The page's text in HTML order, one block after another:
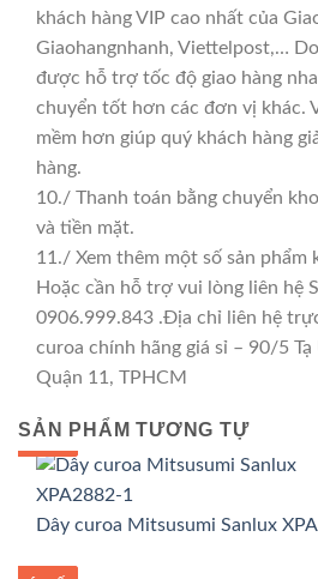
khách hàng VIP cao nhất của
Giaohangnhanh, Viettelpost,…
được hỗ trợ tốc độ giao hàng
chuyển tốt hơn các đơn vị khác.
mềm hơn giúp quý khách hàng
hàng.
10./ Thanh toán bằng chuyển
và tiền mặt.
11./ Xem thêm một số sản phẩm
Hoặc cần hỗ trợ vui lòng liên hệ
0906.999.843 .Địa chỉ liên hệ
curoa chính hãng giá sỉ – 90/5
Quận 11, TPHCM
SẢN PHẨM TƯƠNG TỰ
GIÁ SỈ
GIÁ TỐT
Dây curoa Mitsusumi Sanlux